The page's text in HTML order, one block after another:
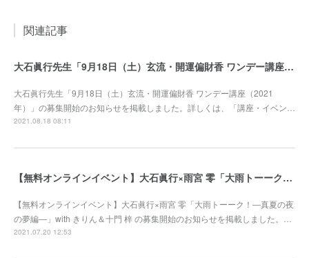
関連記事
大石眞行先生「9月18日（土）玄流・開運偏財香 ワンデー講座（2021年）」募集開始
大石眞行先生「9月18日（土）玄流・開運偏財香 ワンデー講座（2021
年）」の募集開始のお知らせを掲載しました。詳しくは、「講座・イベン…
2021.08.18 08:11
【無料オンラインイベント】大石眞行×雨宮 零「大雨トーーク！―真夏の夜の夢編―」with きりん＆十門 梓 募集開始
【無料オンラインイベント】大石眞行×雨宮 零「大雨トーーク！―真夏の夜
の夢編―」with きりん＆十門 梓 の募集開始のお知らせを掲載しました。…
2021.07.20 12:53